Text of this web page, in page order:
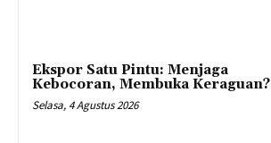
Ekspor Satu Pintu: Menjaga
Kebocoran, Membuka Keraguan?
Selasa, 4 Agustus 2026